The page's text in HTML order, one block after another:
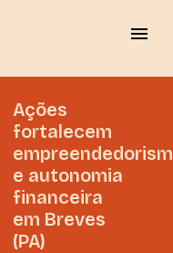
Ações
fortalecem
e autonomia
financeira
em Breves
(PA)